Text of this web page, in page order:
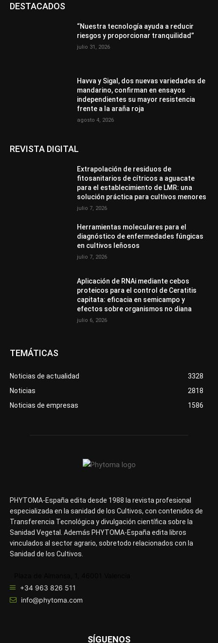
DESTACADOS
“Nuestra tecnología ayuda a reducir
riesgos y proporcionar tranquilidad”
julio 31, 2026
Havva y Sigal, dos nuevas variedades de
mandarino, confirman en ensayos
independientes su mayor resistencia
frente a la araña roja
agosto 4, 2026
REVISTA DIGITAL
Extrapolación de residuos de
fitosanitarios de cítricos a aguacate
para el establecimiento de LMR: una
solución práctica para cultivos menores
julio 7, 2026
Herramientas moleculares para el
diagnóstico de enfermedades fúngicas
en cultivos leñosos
julio 7, 2026
Aplicación de RNAi mediante cebos
proteicos para el control de Ceratitis
capitata: eficacia en semicampo y
efectos sobre organismos no diana
julio 6, 2026
TEMÁTICAS
Noticias de actualidad
3328
Noticias
2818
Noticias de empresas
1586
PHYTOMA-España edita desde 1988 la revista profesional
especializada en la sanidad de los Cultivos, con contenidos de
Transferencia Tecnológica y divulgación científica sobre la
Sanidad Vegetal. Además PHYTOMA-España edita libros
vinculados al sector agrario, sobretodo relacionados con la
Sanidad de los Cultivos.
+34 963 826 511
info@phytoma.com
SÍGUENOS